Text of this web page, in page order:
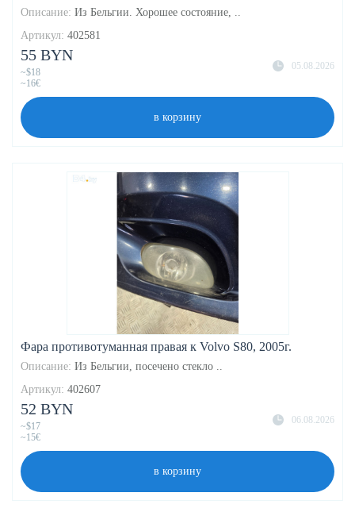
Описание: Из Бельгии. Хорошее состояние, ..
Артикул: 402581
05.08.2026
55 BYN
~$18
~16€
в корзину
Фара противотуманная правая к Volvo S80, 2005г.
Описание: Из Бельгии, посечено стекло ..
Артикул: 402607
06.08.2026
52 BYN
~$17
~15€
в корзину